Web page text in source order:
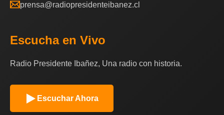
prensa@radiopresidenteibanez.cl
Escucha en Vivo
Radio Presidente Ibañez, Una radio con historia.
Escuchar Ahora